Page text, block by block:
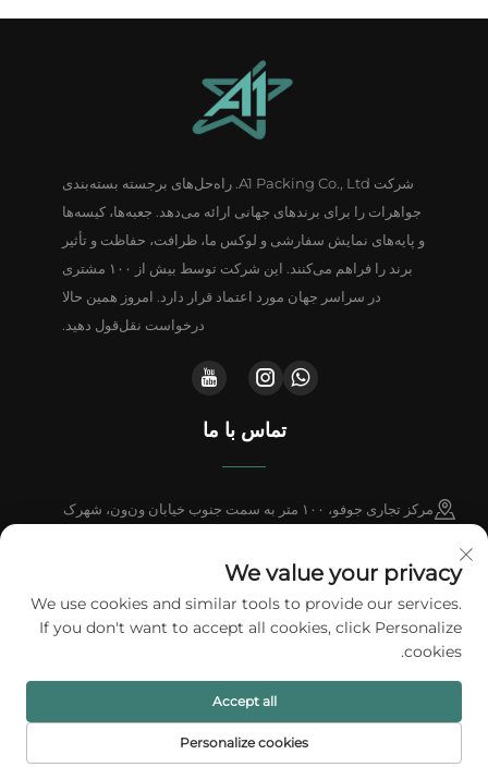
شرکت A1 Packing Co., Ltd. راه‌حل‌های برجسته بسته‌بندی
جواهرات را برای برندهای جهانی ارائه می‌دهد. جعبه‌ها، کیسه‌ها
و پایه‌های نمایش سفارشی و لوکس ما، ظرافت، حفاظت و تأثیر
برند را فراهم می‌کنند. این شرکت توسط بیش از ۱۰۰ مشتری
در سراسر جهان مورد اعتماد قرار دارد. امروز همین حالا
درخواست نقل‌قول دهید.
تماس با ما
مرکز تجاری جوفو، ۱۰۰ متر به سمت جنوب خیابان ون‌ون، شهرک
+86-18802602550
[email protected]
کلیه حقوق این محتوا محفوظ است © ۲۰۲۶ شرکت بسته‌بندی A1، محدوده.
حفظ حریم خصوصی
We value your privacy
We use cookies and similar tools to provide our services.
If you don't want to accept all cookies, click Personalize
cookies.
Personalize cookies
Accept all